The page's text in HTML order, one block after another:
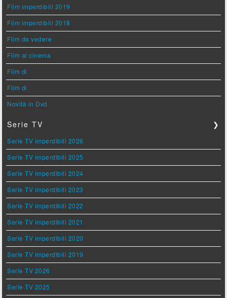
Film imperdibili 2019
Film imperdibili 2018
Film da vedere
Film al cinema
Film di
Film di
Novità in Dvd
Serie TV ❯
Serie TV imperdibili 2026
Serie TV imperdibili 2025
Serie TV imperdibili 2024
Serie TV imperdibili 2023
Serie TV imperdibili 2022
Serie TV imperdibili 2021
Serie TV imperdibili 2020
Serie TV imperdibili 2019
Serie TV 2026
Serie TV 2025